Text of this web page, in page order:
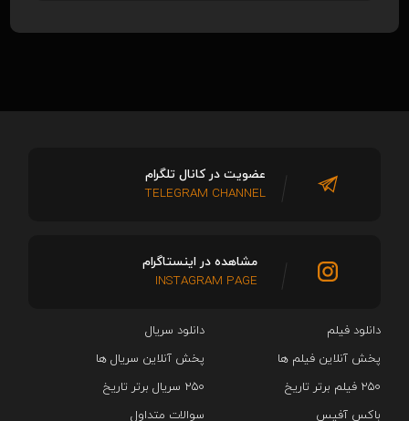
دانلود فیلم
دانلود سریال‌
پخش آنلاین فیلم ها
پخش آنلاین سریال ها
۲۵۰ فیلم برتر تاریخ
۲۵۰ سریال برتر تاریخ
باکس آفیس
سوالات متداول
عضویت در کانال تلگرام
TELEGRAM CHANNEL
مشاهده در اینستاگرام
INSTAGRAM PAGE